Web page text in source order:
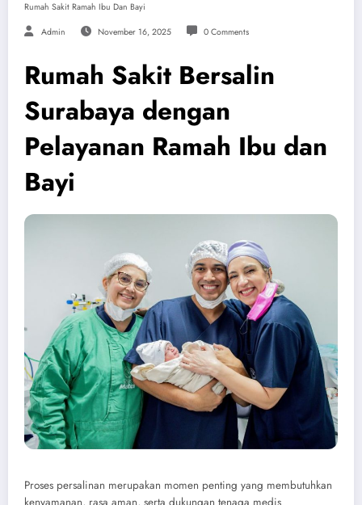
Rumah Sakit Ramah Ibu Dan Bayi
Admin November 16, 2025 0 Comments
Rumah Sakit Bersalin
Surabaya dengan
Pelayanan Ramah Ibu dan
Bayi
Proses persalinan merupakan momen penting yang membutuhkan